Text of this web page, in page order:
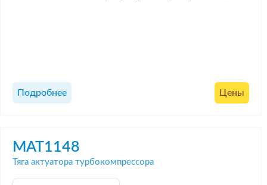
Подробнее Цены
MAT1148
Тяга актуатора турбокомпрессора